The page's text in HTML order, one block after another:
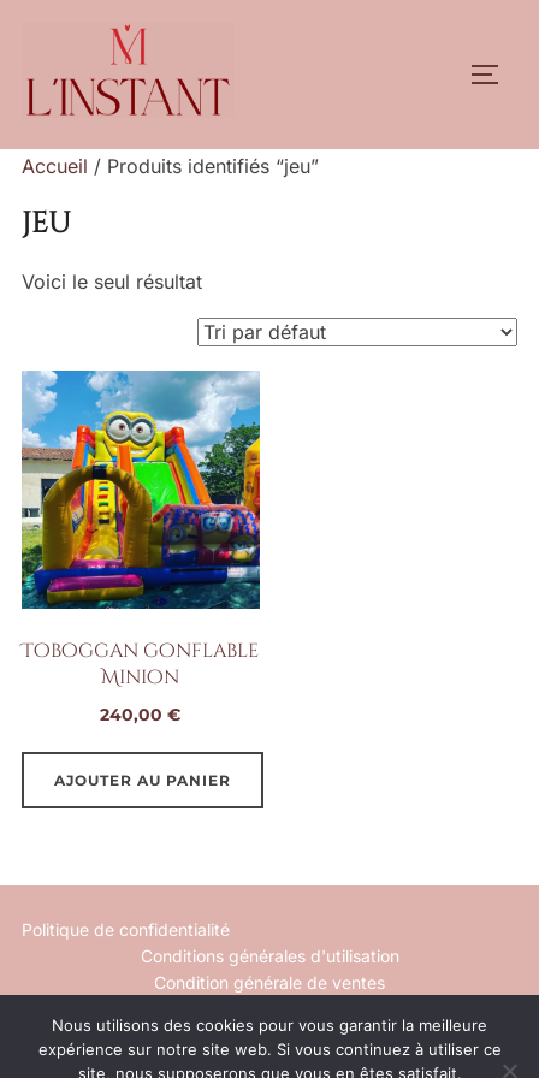
contenu
Accueil / Produits identifiés “jeu”
jeu
Voici le seul résultat
Toboggan gonflable
Minion
240,00€
AJOUTER AU PANIER
Politique de confidentialité
Conditions générales d'utilisation
Condition générale de ventes
Mentions légales
Contact
Nous utilisons des cookies pour vous garantir la meilleure
expérience sur notre site web. Si vous continuez à utiliser ce
site, nous supposerons que vous en êtes satisfait.